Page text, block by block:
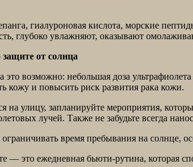
гиалуроновая кислота, морские
глубоко увлажняют, оказывают
от солнца
это возможно: небольшая доза
кожу и повысить риск развития рака кожи.
на улицу, запланируйте мероприятия,
лучей. Также не забудьте всегда
ограничивать время пребывания на солнце,
— это ежедневная бьюти-рутина, которая